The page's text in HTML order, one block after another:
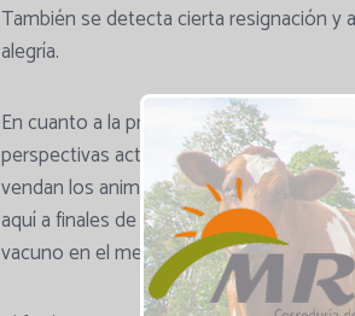
También se detecta cierta resignación y
alegría.
En cuanto a la producción, si el pienso
perspectivas actuales, no pueden
vendan los animales, ellos solos
aquí a finales de año, porque incluso
vacuno en el mercado.